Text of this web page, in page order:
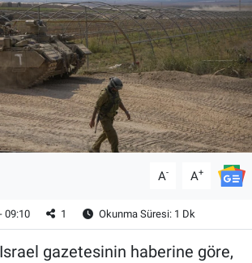
A- A+
09:10 1 Okunma Süresi: 1 Dk
gazetesinin haberine göre,